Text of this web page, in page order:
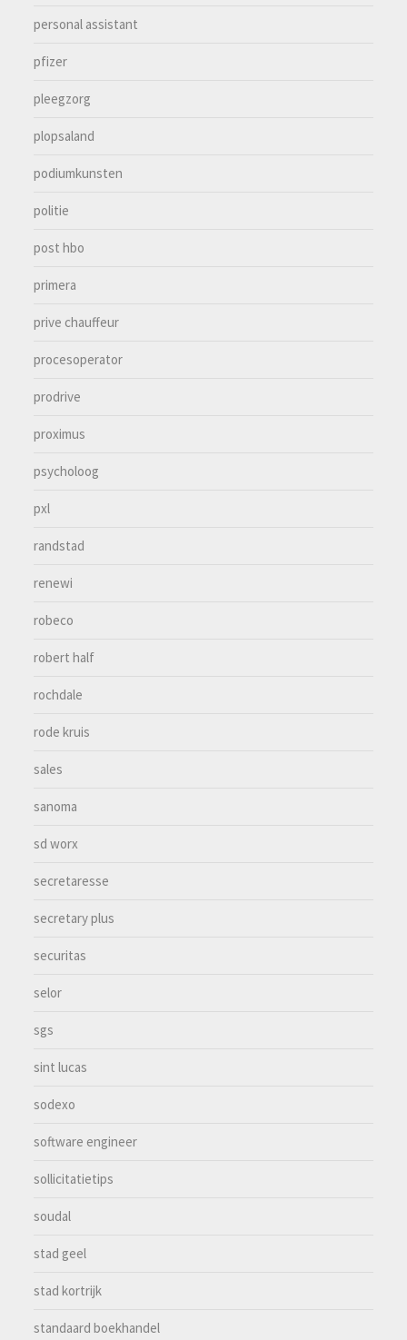
personal assistant
pfizer
pleegzorg
plopsaland
podiumkunsten
politie
post hbo
primera
prive chauffeur
procesoperator
prodrive
proximus
psycholoog
pxl
randstad
renewi
robeco
robert half
rochdale
rode kruis
sales
sanoma
sd worx
secretaresse
secretary plus
securitas
selor
sgs
sint lucas
sodexo
software engineer
sollicitatietips
soudal
stad geel
stad kortrijk
standaard boekhandel